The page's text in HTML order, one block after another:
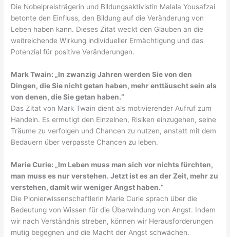
Die Nobelpreisträgerin und Bildungsaktivistin Malala Yousafzai
betonte den Einfluss, den Bildung auf die Veränderung von
Leben haben kann. Dieses Zitat weckt den Glauben an die
weitreichende Wirkung individueller Ermächtigung und das
Potenzial für positive Veränderungen.
Mark Twain: „In zwanzig Jahren werden Sie von den
Dingen, die Sie nicht getan haben, mehr enttäuscht sein als
von denen, die Sie getan haben.“
Das Zitat von Mark Twain dient als motivierender Aufruf zum
Handeln. Es ermutigt den Einzelnen, Risiken einzugehen, seine
Träume zu verfolgen und Chancen zu nutzen, anstatt mit dem
Bedauern über verpasste Chancen zu leben.
Marie Curie: „Im Leben muss man sich vor nichts fürchten,
man muss es nur verstehen. Jetzt ist es an der Zeit, mehr zu
verstehen, damit wir weniger Angst haben.“
Die Pionierwissenschaftlerin Marie Curie sprach über die
Bedeutung von Wissen für die Überwindung von Angst. Indem
wir nach Verständnis streben, können wir Herausforderungen
mutig begegnen und die Macht der Angst schwächen.